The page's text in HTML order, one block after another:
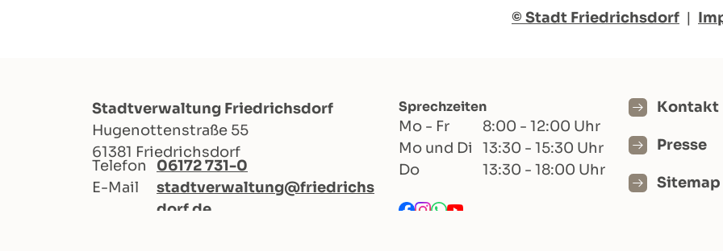
© Stadt Friedrichsdorf |
Stadtverwaltung Friedrichsdorf
Hugenottenstraße 55
61381 Friedrichsdorf
Telefon
06172 731-0
E-Mail
stadtverwaltung@friedrichs
dorf.de
Sprechzeiten
Mo - Fr
8:00 - 12:00 Uhr
Mo und Di
13:30 - 15:30 Uhr
Do
13:30 - 18:00 Uhr
Kontakt
Presse
Sitemap